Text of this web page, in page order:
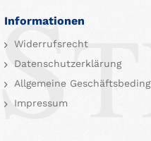
Informationen
Widerrufsrecht
Datenschutzerklärung
Allgemeine
Impressum